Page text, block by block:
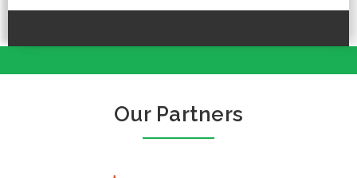
Our Partners